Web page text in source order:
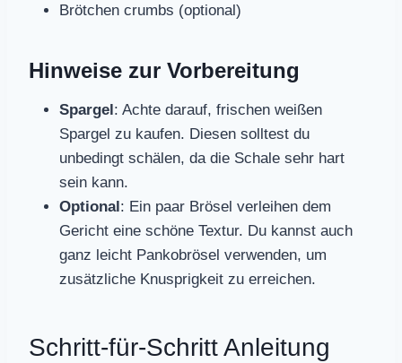
Brötchen crumbs (optional)
Hinweise zur Vorbereitung
Spargel: Achte darauf, frischen weißen
Spargel zu kaufen. Diesen solltest du
unbedingt schälen, da die Schale sehr hart
sein kann.
Optional: Ein paar Brösel verleihen dem
Gericht eine schöne Textur. Du kannst auch
ganz leicht Pankobrösel verwenden, um
zusätzliche Knusprigkeit zu erreichen.
Schritt-für-Schritt Anleitung